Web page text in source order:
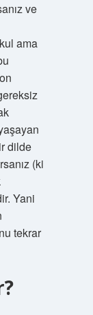
ve
ama
dilde
(ki
Yani
tekrar